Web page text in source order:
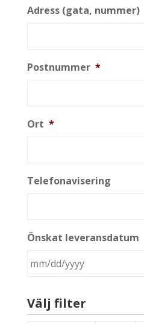
Adress (gata, nummer)
Postnummer *
Ort *
Telefonavisering
Önskat leveransdatum
slash
DD
Välj filter